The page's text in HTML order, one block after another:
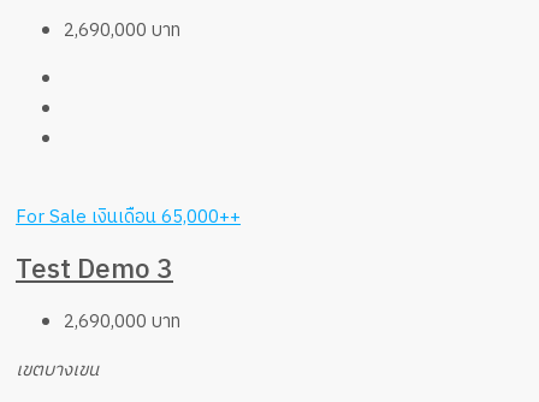
2,690,000 บาท
For Saleเงินเดือน 65,000++
Test Demo 3
2,690,000 บาท
เขตบางเขน